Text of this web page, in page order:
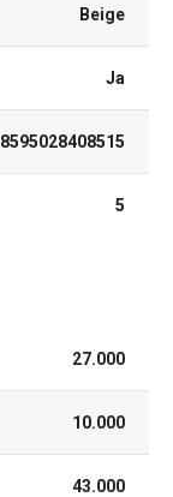
Beige
Ja
8595028408515
5
27.000
10.000
43.000